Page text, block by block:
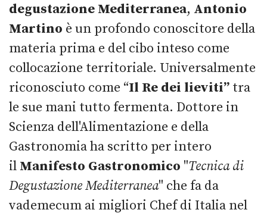
degustazione Mediterranea, Antonio
Martino è un profondo conoscitore della
materia prima e del cibo inteso come
collocazione territoriale. Universalmente
riconosciuto come “Il Re dei lieviti” tra
le sue mani tutto fermenta. Dottore in
Scienza dell'Alimentazione e della
Gastronomia ha scritto per intero
il Manifesto Gastronomico "Tecnica di
Degustazione Mediterranea" che fa da
vademecum ai migliori Chef di Italia nel